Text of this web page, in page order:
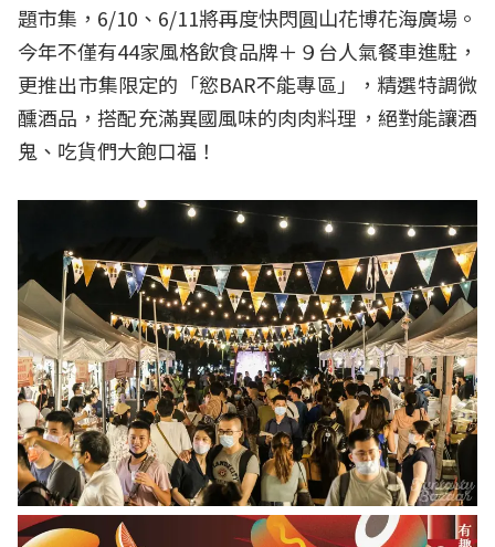
題市集，6/10、6/11將再度快閃圓山花博花海廣場。
今年不僅有44家風格飲食品牌＋９台人氣餐車進駐，
更推出市集限定的「慾BAR不能專區」，精選特調微
醺酒品，搭配充滿異國風味的肉肉料理，絕對能讓酒
鬼、吃貨們大飽口福！